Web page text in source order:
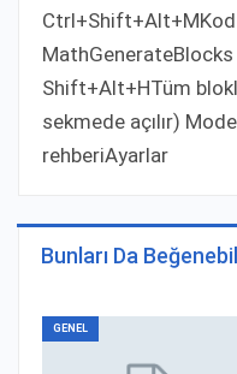
MathGenerateBlocks
Shift+Alt+HTüm
sekmede açılır)
rehberiAyarlar
Bunları Da
GENEL